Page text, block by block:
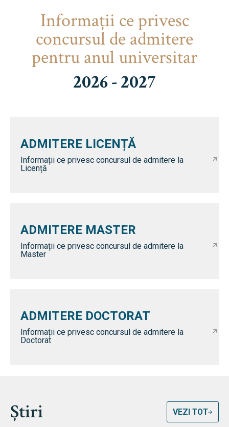
Informaţii ce privesc
concursul de admitere
pentru anul universitar
2026 - 2027
ADMITERE LICENȚĂ
Informații ce privesc concursul de admitere la
Licență
ADMITERE MASTER
Informații ce privesc concursul de admitere la
Master
ADMITERE DOCTORAT
Informații ce privesc concursul de admitere la
Doctorat
Știri VEZI TOT